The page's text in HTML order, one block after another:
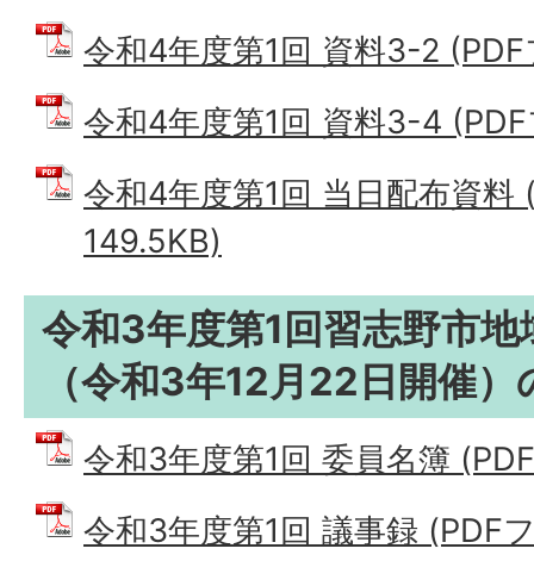
令和4年度第1回 資料3-2
令和4年度第1回 資料3-4
令和4年度第1回 当日配布資料
149.5KB)
令和3年度第1回習志野市
（令和3年12月22日開催）
令和3年度第1回 委員名簿
令和3年度第1回 議事録 (PDF